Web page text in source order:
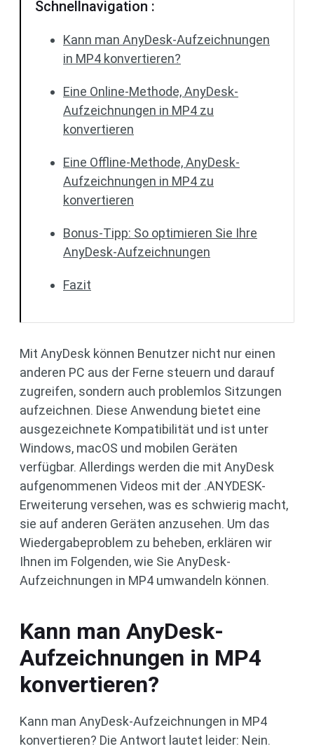
Schnellnavigation :
Kann man AnyDesk-Aufzeichnungen
in MP4 konvertieren?
Eine Online-Methode, AnyDesk-
Aufzeichnungen in MP4 zu
konvertieren
Eine Offline-Methode, AnyDesk-
Aufzeichnungen in MP4 zu
konvertieren
Bonus-Tipp: So optimieren Sie Ihre
AnyDesk-Aufzeichnungen
Fazit
Mit AnyDesk können Benutzer nicht nur einen
anderen PC aus der Ferne steuern und darauf
zugreifen, sondern auch problemlos Sitzungen
aufzeichnen. Diese Anwendung bietet eine
ausgezeichnete Kompatibilität und ist unter
Windows, macOS und mobilen Geräten
verfügbar. Allerdings werden die mit AnyDesk
aufgenommenen Videos mit der .ANYDESK-
Erweiterung versehen, was es schwierig macht,
sie auf anderen Geräten anzusehen. Um das
Wiedergabeproblem zu beheben, erklären wir
Ihnen im Folgenden, wie Sie AnyDesk-
Aufzeichnungen in MP4 umwandeln können.
Kann man AnyDesk-
Aufzeichnungen in MP4
konvertieren?
Kann man AnyDesk-Aufzeichnungen in MP4
konvertieren? Die Antwort lautet leider: Nein.